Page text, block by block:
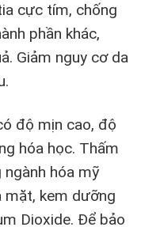
cực tím, chống
phần khác,
Giảm nguy cơ da
độ mịn cao, độ
hóa học. Thấm
hóa mỹ
mặt, kem dư­ỡng
Dioxide. Để bảo